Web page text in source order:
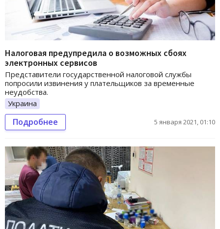
Налоговая предупредила о возможных сбоях
электронных сервисов
Представители государственной налоговой службы
попросили извинения у плательщиков за временные
неудобства.
Украина
Подробнее 5 января 2021, 01:10